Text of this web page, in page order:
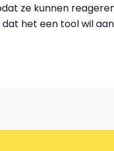
ze kunnen
het een tool wil